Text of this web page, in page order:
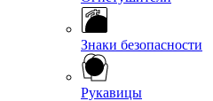
Знаки безопасности
Рукавицы